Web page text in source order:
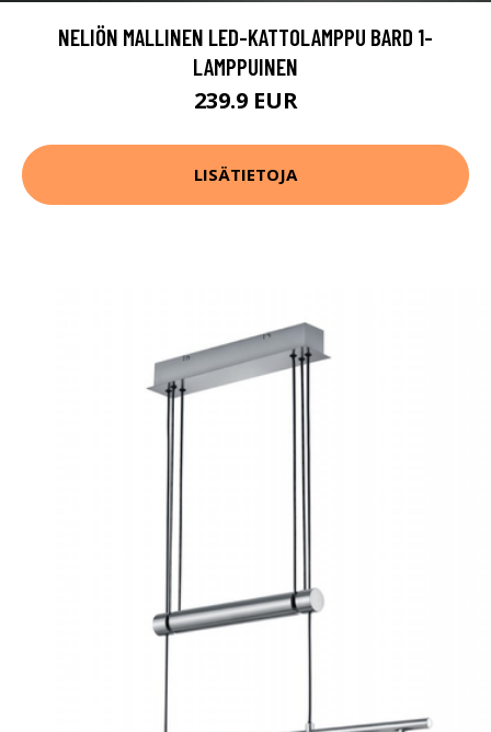
NELIÖN MALLINEN LED-KATTOLAMPPU BARD 1-
LAMPPUINEN
239.9 EUR
LISÄTIETOJA